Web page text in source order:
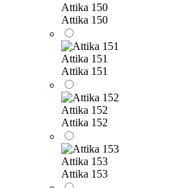
Attika 150
Attika 150
Attika 151
Attika 151
Attika 152
Attika 152
Attika 153
Attika 153